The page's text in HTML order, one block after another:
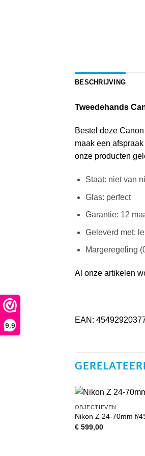
9,9
BESCHRIJVING
Tweedehands
Bestel deze
maak een
onze producten
Staat: niet van
Glas: perfect
Garantie: 12
Geleverd met:
Margeregeling
Al onze artikelen
EAN:
OBJECTIEVEN
Nikon Z 24-70mm f/
€599,00